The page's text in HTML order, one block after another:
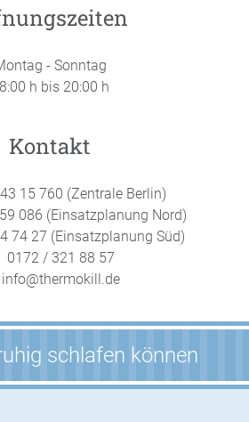
- Sonntag
h bis 20:00 h
Kontakt
15 760 (Zentrale Berlin)
086 (Einsatzplanung Nord)
74 27 (Einsatzplanung Süd)
0172 / 321 88 57
info@thermokill.de
schlafen können